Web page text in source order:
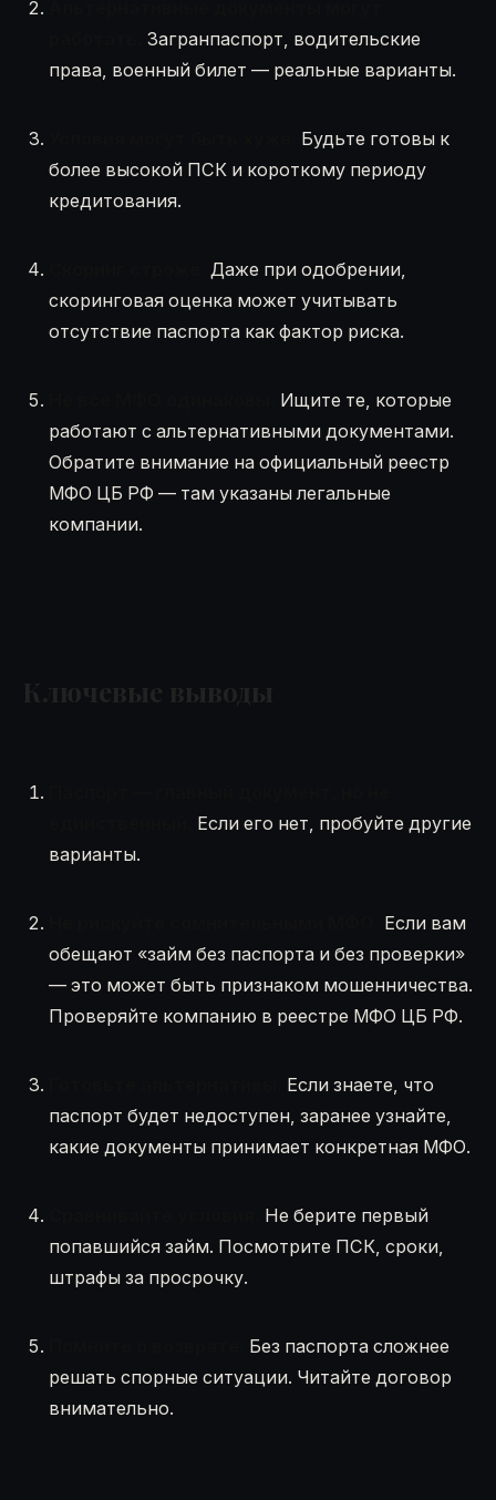
Загранпаспорт, водительские
права, военный билет — реальные варианты.
Будьте готовы к
более высокой ПСК и короткому периоду
кредитования.
Даже при одобрении,
скоринговая оценка может учитывать
отсутствие паспорта как фактор риска.
Ищите те, которые
работают с альтернативными документами.
Обратите внимание на официальный реестр
МФО ЦБ РФ — там указаны легальные
компании.
Ключевые выводы
Если его нет, пробуйте другие
варианты.
Если вам
обещают «займ без паспорта и без проверки»
— это может быть признаком мошенничества.
Проверяйте компанию в реестре МФО ЦБ РФ.
Если знаете, что
паспорт будет недоступен, заранее узнайте,
какие документы принимает конкретная МФО.
Не берите первый
попавшийся займ. Посмотрите ПСК, сроки,
штрафы за просрочку.
Без паспорта сложнее
решать спорные ситуации. Читайте договор
внимательно.